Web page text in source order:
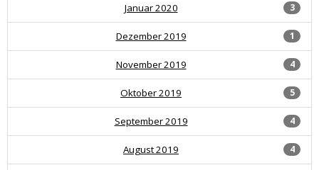
3
Januar 2020
1
Dezember 2019
4
November 2019
5
Oktober 2019
4
September 2019
4
August 2019